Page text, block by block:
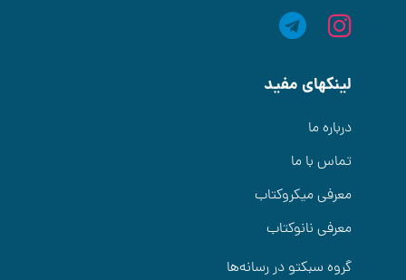
لینکهای مفید
درباره ما
تماس با ما
معرفی میکروکتاب
معرفی نانوکتاب
گروه سبکتو در رسانه‌ها